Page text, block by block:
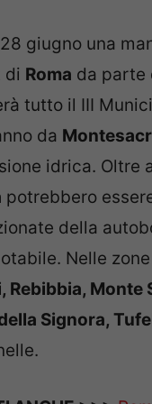
giugno una
di Roma da parte
tutto il III
da
idrica. Oltre
potrebbero
della
Nelle
Monte
Signora,
ANCHE >>>